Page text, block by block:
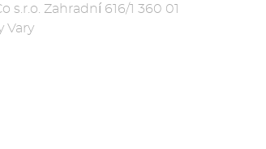
s.r.o. Zahradní 616/1 360 01
Vary